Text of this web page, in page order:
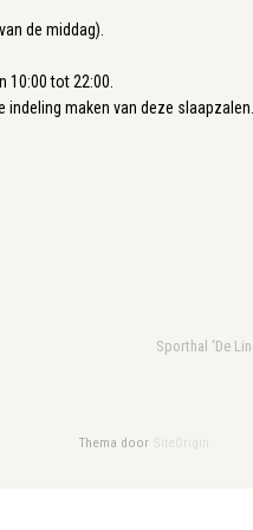
de middag).
10:00 tot 22:00.
maken van deze slaapzalen.
Sporthal ‘De
Thema door SiteOrigin